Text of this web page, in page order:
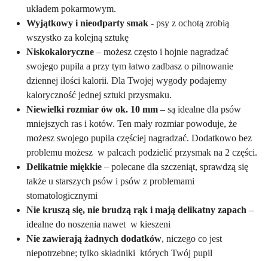
układem pokarmowym.
Wyjątkowy i nieodparty smak - psy z ochotą zrobią
wszystko za kolejną sztukę
Niskokaloryczne – możesz często i hojnie nagradzać
swojego pupila a przy tym łatwo zadbasz o pilnowanie
dziennej ilości kalorii. Dla Twojej wygody podajemy
kaloryczność jednej sztuki przysmaku.
Niewielki rozmiar ów ok. 10 mm – są idealne dla psów
mniejszych ras i kotów. Ten mały rozmiar powoduje, że
możesz swojego pupila częściej nagradzać. Dodatkowo bez
problemu możesz w palcach podzielić przysmak na 2 części.
Delikatnie miękkie – polecane dla szczeniąt, sprawdzą się
także u starszych psów i psów z problemami
stomatologicznymi
Nie kruszą się, nie brudzą rąk i mają delikatny zapach –
idealne do noszenia nawet w kieszeni
Nie zawierają żadnych dodatków, niczego co jest
niepotrzebne; tylko składniki których Twój pupil